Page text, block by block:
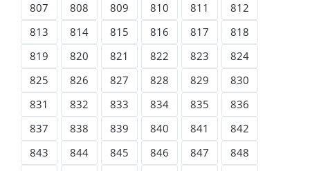
807
808 809 810 811
812
813
814 815 816 817
818
819
820 821 822 823
824
825
826 827 828 829
830
831
832 833 834 835
836
837
838 839 840 841
842
843
844 845 846 847
848